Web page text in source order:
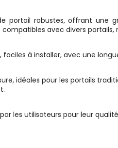
portail robustes, offrant une
avec divers
faciles à installer, avec une
idéales pour les portails
les utilisateurs pour leur